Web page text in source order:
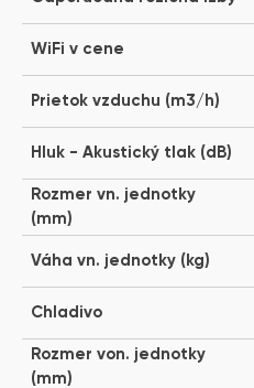
WiFi v cene
Prietok vzduchu (m3/h)
Hluk - Akustický tlak (dB)
Rozmer vn. jednotky
(mm)
Váha vn. jednotky (kg)
Chladivo
Rozmer von. jednotky
(mm)